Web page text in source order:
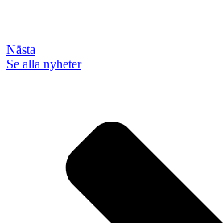
Nästa
Se alla nyheter